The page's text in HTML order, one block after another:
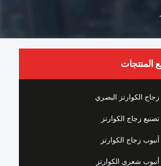
المنتجات
زجاج الكوارتز البصري
تصنيع زجاج الكوارتز
أنبوب زجاج الكوارتز
أنبوب شعري الكوارتز